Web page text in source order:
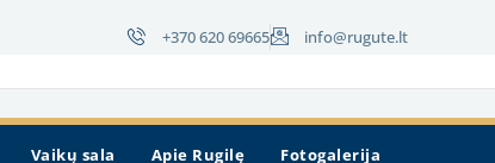
+370 620 69665 info@rugute.lt
Vaikų sala Apie Rugilę Fotogalerija